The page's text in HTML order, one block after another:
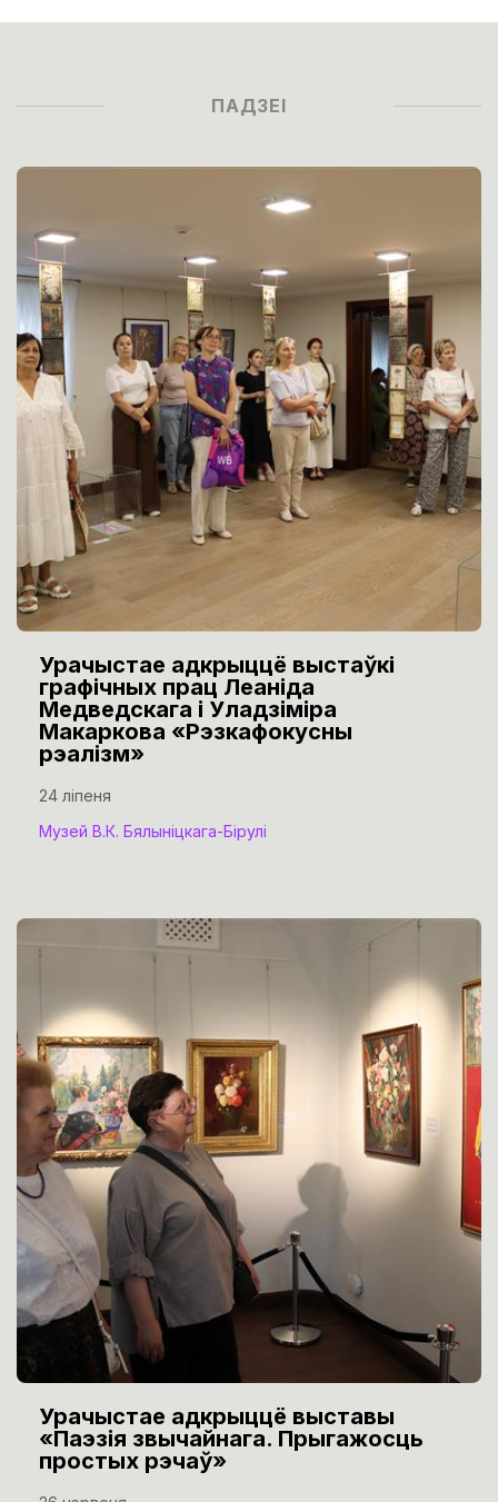
ПАДЗЕІ
Урачыстае адкрыццё выстаўкі
графічных прац Леаніда
Медведскага і Уладзіміра
Макаркова «Рэзкафокусны
рэалізм»
24 ліпеня
Музей В.К. Бялыніцкага-Бірулі
Урачыстае адкрыццё выставы
«Паэзія звычайнага. Прыгажосць
простых рэчаў»